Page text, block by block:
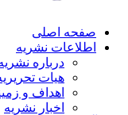
صفحه اصلی
اطلاعات نشریه
درباره نشریه
هیات تحریریه
اهداف و
اخبار نشریه